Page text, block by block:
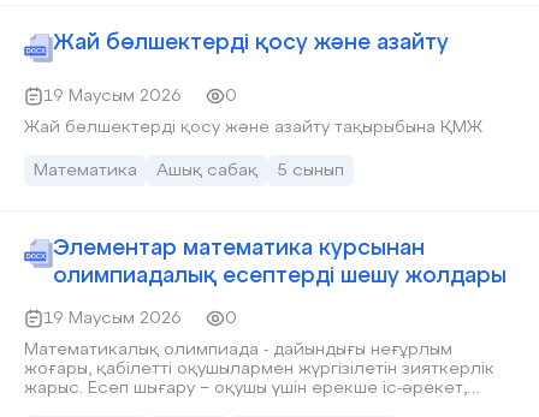
Жай бөлшектерді қосу және азайту
19 Маусым 2026
0
Жай бөлшектерді қосу және азайту тақырыбына ҚМЖ
Математика Ашық сабақ 5 сынып
Элементар математика курсынан
олимпиадалық есептерді шешу жолдары
19 Маусым 2026
0
Математикалық олимпиада - дайындығы неғұрлым
жоғары, қабiлеттi оқушылармен жүргізілетін зияткерлiк
жарыс. Есеп шығару − оқушы үшін ерекше іс-әрекет,